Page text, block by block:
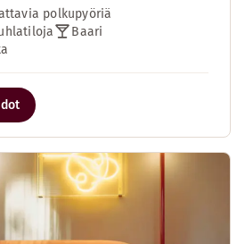
polkupyöriä
Baari